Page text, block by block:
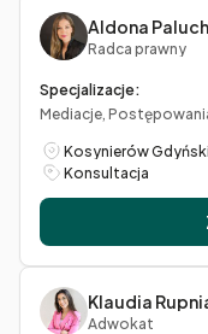
Aldona Paluch
Radca prawny
Specjalizacje:
Mediacje,
Konsultacja
Klaudia
Adwokat